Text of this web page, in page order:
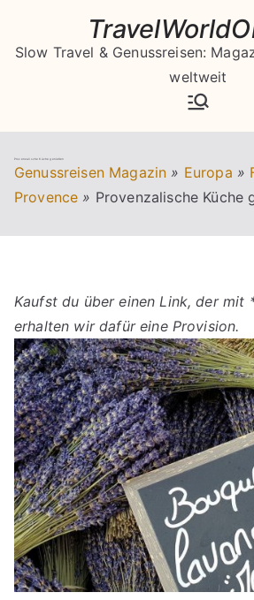
springen
Slow Travel & Genussreisen:
weltweit
Provenzalische Küche genießen
Genussreisen Magazin » Europa »
Provence » Provenzalische Küche
Kaufst du über einen Link, der mit
erhalten wir dafür eine Provision.